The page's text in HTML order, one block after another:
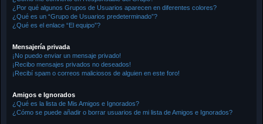
¿Por qué algunos Grupos de Usuarios aparecen en diferentes colores?
¿Qué es un “Grupo de Usuarios predeterminado”?
¿Qué es el enlace “El equipo”?
Mensajería privada
¡No puedo enviar un mensaje privado!
¡Recibo mensajes privados no deseados!
¡Recibí spam o correos maliciosos de alguien en este foro!
Amigos e Ignorados
¿Qué es la lista de Mis Amigos e Ignorados?
¿Cómo se puede añadir o borrar usuarios de mi lista de Amigos e Ignorados?